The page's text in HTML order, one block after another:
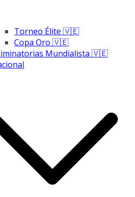
Torneo Élite 🇻🇪
Copa Oro 🇻🇪
Mundialista 🇻🇪